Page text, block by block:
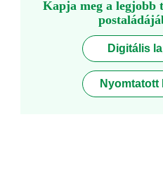
Kapja meg a legjobb
Digitális
Nyomtatott